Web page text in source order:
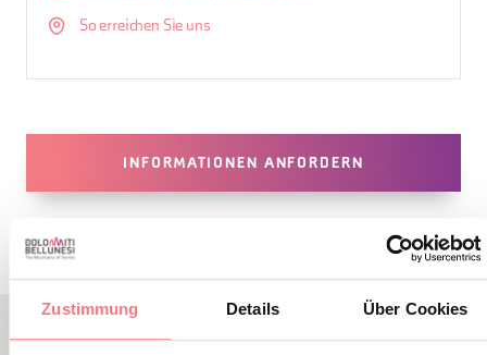
Zustimmung Details Über Cookies
So erreichen Sie uns
INFORMATIONEN ANFORDERN